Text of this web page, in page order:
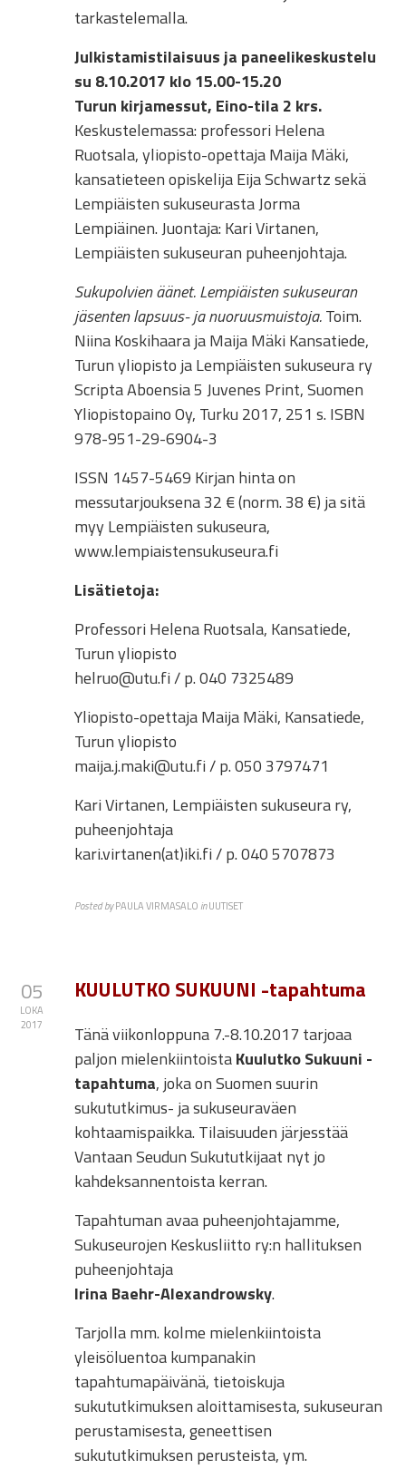
tarkastelemalla.
Julkistamistilaisuus ja paneelikeskustelu
su 8.10.2017 klo 15.00-15.20
Turun kirjamessut, Eino-tila 2 krs.
Keskustelemassa: professori Helena
Ruotsala, yliopisto-opettaja Maija Mäki,
kansatieteen opiskelija Eija Schwartz sekä
Lempiäisten sukuseurasta Jorma
Lempiäinen. Juontaja: Kari Virtanen,
Lempiäisten sukuseuran puheenjohtaja.
Sukupolvien äänet. Lempiäisten sukuseuran
jäsenten lapsuus- ja nuoruusmuistoja.Toim.
Niina Koskihaara ja Maija Mäki Kansatiede,
Turun yliopisto ja Lempiäisten sukuseura ry
Scripta Aboensia 5 Juvenes Print, Suomen
Yliopistopaino Oy, Turku 2017, 251 s. ISBN
978-951-29-6904-3
ISSN 1457-5469 Kirjan hinta on
messutarjouksena 32 € (norm. 38 €) ja sitä
myy Lempiäisten sukuseura,
www.lempiaistensukuseura.fi
Lisätietoja:
Professori Helena Ruotsala, Kansatiede,
Turun yliopisto
helruo@utu.fi / p. 040 7325489
Yliopisto-opettaja Maija Mäki, Kansatiede,
Turun yliopisto
maija.j.maki@utu.fi / p. 050 3797471
Kari Virtanen, Lempiäisten sukuseura ry,
puheenjohtaja
kari.virtanen(at)iki.fi / p. 040 5707873
Posted byPAULA VIRMASALO inUUTISET
05
LOKA
2017
KUULUTKO SUKUUNI -tapahtuma
Tänä viikonloppuna 7.-8.10.2017 tarjoaa
paljon mielenkiintoistaKuulutko Sukuuni -
tapahtuma, joka on Suomen suurin
sukututkimus- ja sukuseuraväen
kohtaamispaikka. Tilaisuuden järjesstää
Vantaan Seudun Sukututkijaat nyt jo
kahdeksannentoista kerran.
Tapahtuman avaa puheenjohtajamme,
Sukuseurojen Keskusliitto ry:n hallituksen
puheenjohtaja
Irina Baehr-Alexandrowsky.
Tarjolla mm. kolme mielenkiintoista
yleisöluentoa kumpanakin
tapahtumapäivänä, tietoiskuja
sukututkimuksen aloittamisesta, sukuseuran
perustamisesta, geneettisen
sukututkimuksen perusteista, ym.